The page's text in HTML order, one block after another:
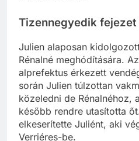
Tizennegyedik fejezet
Julien alaposan
Rénalné meghódítására.
alprefektus érkezett
során Julien túlzottan
közeledni de Rénalnéhoz,
később rendre utasította
elkeserítette Juliént, aki